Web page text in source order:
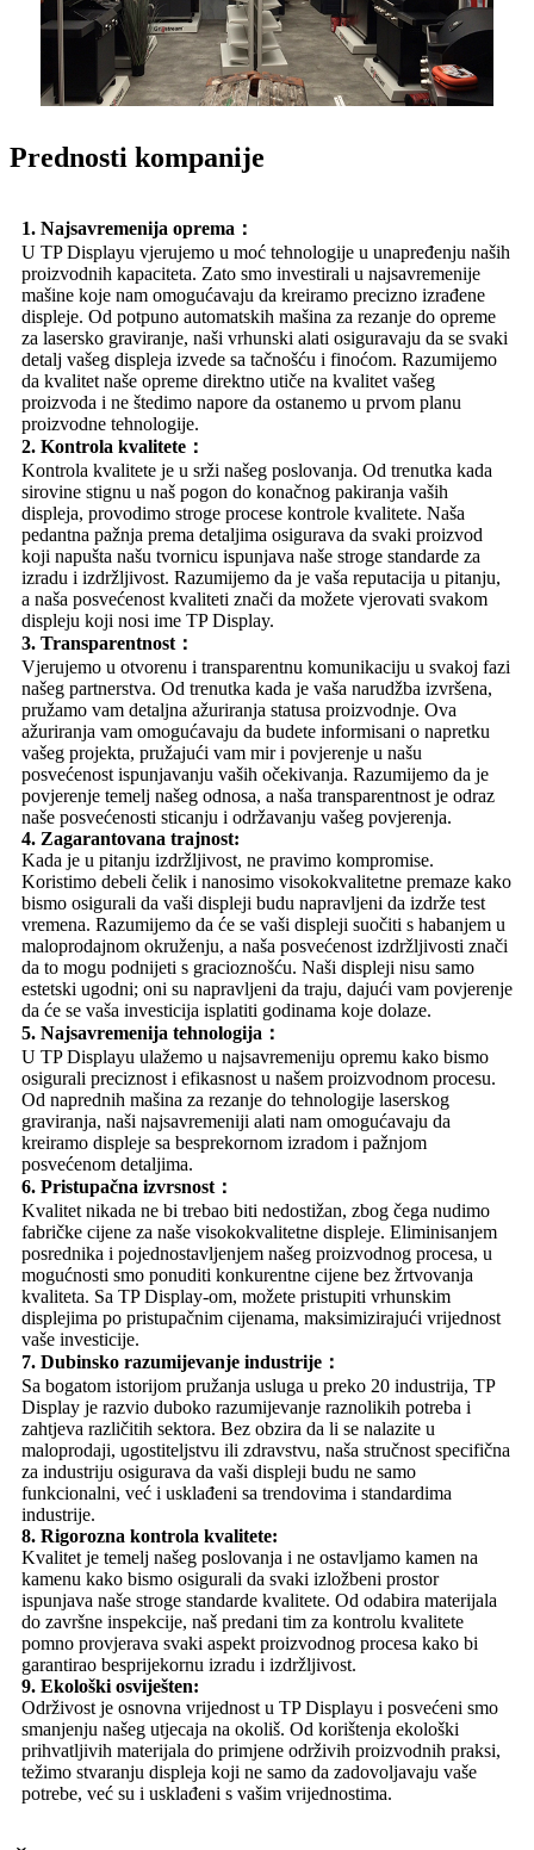
Prednosti kompanije
1. Najsavremenija oprema：
U TP Displayu vjerujemo u moć tehnologije u unapređenju naših
proizvodnih kapaciteta. Zato smo investirali u najsavremenije
mašine koje nam omogućavaju da kreiramo precizno izrađene
displeje. Od potpuno automatskih mašina za rezanje do opreme
za lasersko graviranje, naši vrhunski alati osiguravaju da se svaki
detalj vašeg displeja izvede sa tačnošću i finoćom. Razumijemo
da kvalitet naše opreme direktno utiče na kvalitet vašeg
proizvoda i ne štedimo napore da ostanemo u prvom planu
proizvodne tehnologije.
2. Kontrola kvalitete：
Kontrola kvalitete je u srži našeg poslovanja. Od trenutka kada
sirovine stignu u naš pogon do konačnog pakiranja vaših
displeja, provodimo stroge procese kontrole kvalitete. Naša
pedantna pažnja prema detaljima osigurava da svaki proizvod
koji napušta našu tvornicu ispunjava naše stroge standarde za
izradu i izdržljivost. Razumijemo da je vaša reputacija u pitanju,
a naša posvećenost kvaliteti znači da možete vjerovati svakom
displeju koji nosi ime TP Display.
3. Transparentnost：
Vjerujemo u otvorenu i transparentnu komunikaciju u svakoj fazi
našeg partnerstva. Od trenutka kada je vaša narudžba izvršena,
pružamo vam detaljna ažuriranja statusa proizvodnje. Ova
ažuriranja vam omogućavaju da budete informisani o napretku
vašeg projekta, pružajući vam mir i povjerenje u našu
posvećenost ispunjavanju vaših očekivanja. Razumijemo da je
povjerenje temelj našeg odnosa, a naša transparentnost je odraz
naše posvećenosti sticanju i održavanju vašeg povjerenja.
4. Zagarantovana trajnost:
Kada je u pitanju izdržljivost, ne pravimo kompromise.
Koristimo debeli čelik i nanosimo visokokvalitetne premaze kako
bismo osigurali da vaši displeji budu napravljeni da izdrže test
vremena. Razumijemo da će se vaši displeji suočiti s habanjem u
maloprodajnom okruženju, a naša posvećenost izdržljivosti znači
da to mogu podnijeti s gracioznošću. Naši displeji nisu samo
estetski ugodni; oni su napravljeni da traju, dajući vam povjerenje
da će se vaša investicija isplatiti godinama koje dolaze.
5. Najsavremenija tehnologija：
U TP Displayu ulažemo u najsavremeniju opremu kako bismo
osigurali preciznost i efikasnost u našem proizvodnom procesu.
Od naprednih mašina za rezanje do tehnologije laserskog
graviranja, naši najsavremeniji alati nam omogućavaju da
kreiramo displeje sa besprekornom izradom i pažnjom
posvećenom detaljima.
6. Pristupačna izvrsnost：
Kvalitet nikada ne bi trebao biti nedostižan, zbog čega nudimo
fabričke cijene za naše visokokvalitetne displeje. Eliminisanjem
posrednika i pojednostavljenjem našeg proizvodnog procesa, u
mogućnosti smo ponuditi konkurentne cijene bez žrtvovanja
kvaliteta. Sa TP Display-om, možete pristupiti vrhunskim
displejima po pristupačnim cijenama, maksimizirajući vrijednost
vaše investicije.
7. Dubinsko razumijevanje industrije：
Sa bogatom istorijom pružanja usluga u preko 20 industrija, TP
Display je razvio duboko razumijevanje raznolikih potreba i
zahtjeva različitih sektora. Bez obzira da li se nalazite u
maloprodaji, ugostiteljstvu ili zdravstvu, naša stručnost specifična
za industriju osigurava da vaši displeji budu ne samo
funkcionalni, već i usklađeni sa trendovima i standardima
industrije.
8. Rigorozna kontrola kvalitete:
Kvalitet je temelj našeg poslovanja i ne ostavljamo kamen na
kamenu kako bismo osigurali da svaki izložbeni prostor
ispunjava naše stroge standarde kvalitete. Od odabira materijala
do završne inspekcije, naš predani tim za kontrolu kvalitete
pomno provjerava svaki aspekt proizvodnog procesa kako bi
garantirao besprijekornu izradu i izdržljivost.
9. Ekološki osviješten:
Održivost je osnovna vrijednost u TP Displayu i posvećeni smo
smanjenju našeg utjecaja na okoliš. Od korištenja ekološki
prihvatljivih materijala do primjene održivih proizvodnih praksi,
težimo stvaranju displeja koji ne samo da zadovoljavaju vaše
potrebe, već su i usklađeni s vašim vrijednostima.